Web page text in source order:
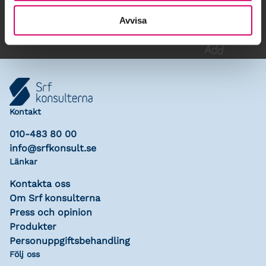
Avvisa
Kontakt
010-483 80 00
info@srfkonsult.se
Länkar
Kontakta oss
Om Srf konsulterna
Press och opinion
Produkter
Personuppgiftsbehandling
Följ oss